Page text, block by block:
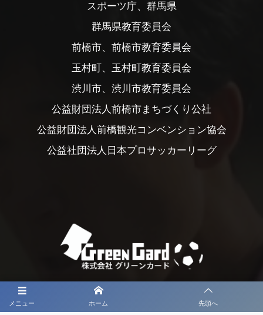
メニュー ホーム 先頭へ
スポーツ庁、群馬県
群馬県教育委員会
前橋市、前橋市教育委員会
玉村町、玉村町教育委員会
渋川市、渋川市教育委員会
公益財団法人前橋市まちづくり公社
公益財団法人前橋観光コンベンション協会
公益社団法人日本プロサッカーリーグ
大会メディア協力社として